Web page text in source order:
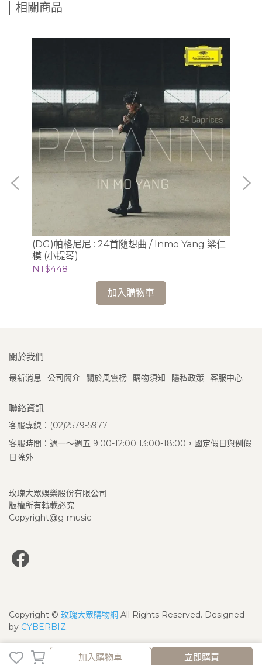
加入購物車 立即購買
相關商品
(DG)帕格尼尼 : 24首隨想曲 / Inmo Yang 梁仁
模 (小提琴)
NT$448
加入購物車
關於我們
最新消息 公司簡介 關於風雲榜 購物須知 隱私政策 客服中心
聯絡資訊
客服專線：(02)2579-5977
客服時間：週一～週五 9:00-12:00 13:00-18:00，國定假日與例假
日除外
玫瑰大眾娛樂股份有限公司
版權所有轉載必究.
Copyright@g-music
Copyright © 玫瑰大眾購物網 All Rights Reserved. Designed
by CYBERBIZ.